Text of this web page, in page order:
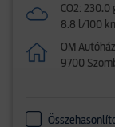
CO2: 230.0
8.8 l/100
OM
9700